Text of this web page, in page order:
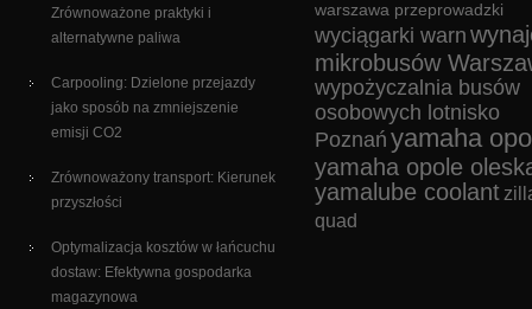
Zrównoważone praktyki i
alternatywne paliwa
Carpooling: Dzielone przejazdy
jako sposób na zmniejszenie
emisji CO2
Zrównoważony transport: Kierunek
przyszłości
Optymalizacja kosztów w łańcuchu
dostaw: Efektywna gospodarka
magazynowa
warszawa przeprowadzki
wyciągarki warn
mikrobusów
wypożyczalnia busów
osobowych lotnisko
Poznań yamaha
yamaha opole
yamalube coolant
quad